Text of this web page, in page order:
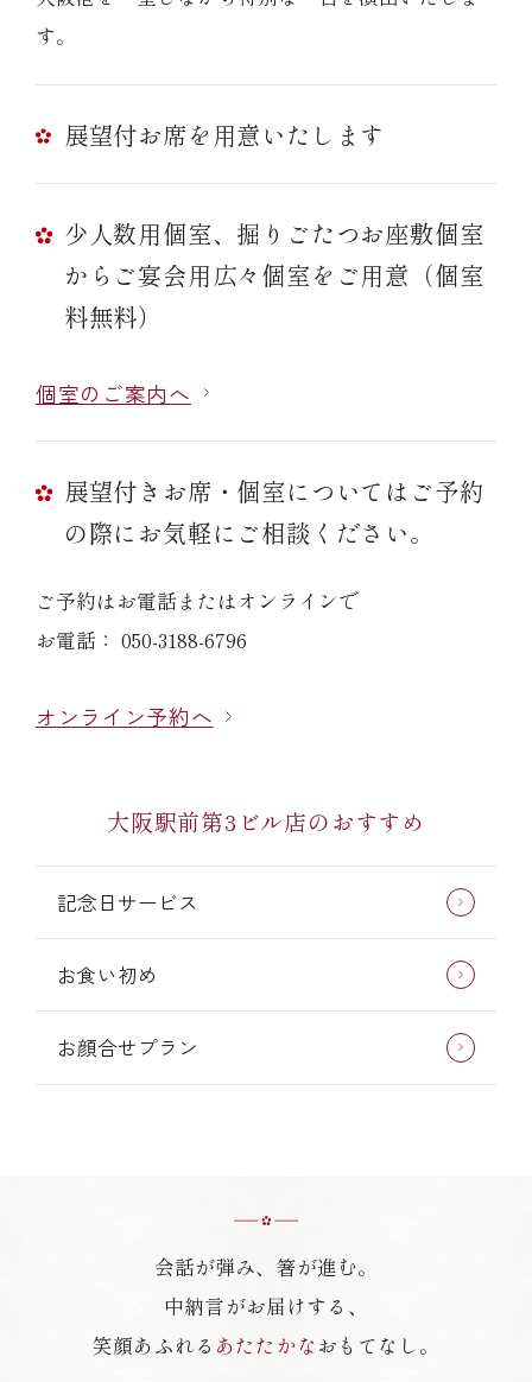
す。
展望付お席を用意いたします
少人数用個室、掘りごたつお座敷個室
からご宴会用広々個室をご用意（個室
料無料）
個室のご案内へ
展望付きお席・個室についてはご予約
の際にお気軽にご相談ください。
ご予約はお電話またはオンラインで
お電話： 050-3188-6796
オンライン予約へ
大阪駅前第3ビル店のおすすめ
記念日サービス
お食い初め
お顔合せプラン
会話が弾み、箸が進む。
中納言がお届けする、
笑顔あふれる あたたかな おもてなし。